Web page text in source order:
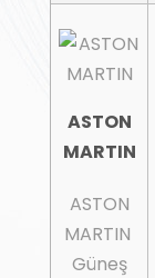
ASTON
MARTIN
ASTON
MARTIN
Güneş